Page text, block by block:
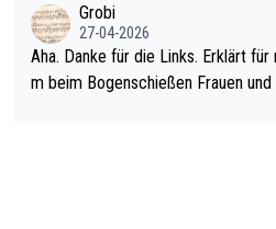
diese könnten teils wirksam
man nur zum Neurologen und nicht
Grobi
27-04-2026
Aha. Danke für die Links. Erklärt
m beim Bogenschießen Frauen